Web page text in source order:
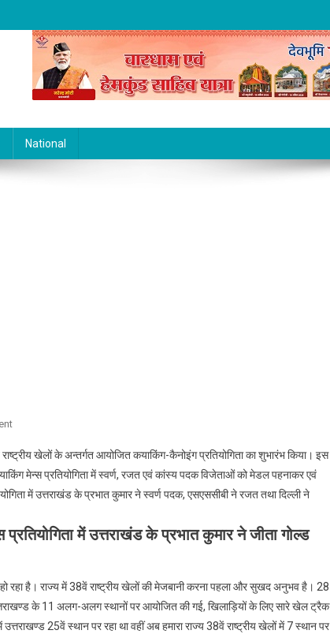
National
On
ने
बढ़ाया
खिलाड़ियों
उत्साह
खेलों के अन्तर्गत आयोजित कयाकिंग-कैनोइंग प्रतियोगिता का शुभारंभ किया। इस
मेन्स प्रतियोगिता में स्वर्ण, रजत एवं कांस्य पदक विजेताओं को मेडल पहनाकर एवं
में उत्तराखंड के प्रभात कुमार ने स्वर्ण पदक, एसएससीबी ने रजत तथा दिल्ली ने
में उत्तराखंड के प्रभात कुमार ने जीता गोल्ड
रहा है। राज्य में 38वें राष्ट्रीय खेलों की मेजबानी करना पहला और सुखद अनुभव है। 28
के 11 अलग-अलग स्थानों पर आयोजित की गई, खिलाड़ियों के लिए सारे खेल ट्रैक
25वें स्थान पर रहा था वहीं अब हमारा राज्य 38वें राष्ट्रीय खेलों में 7 स्थान पर